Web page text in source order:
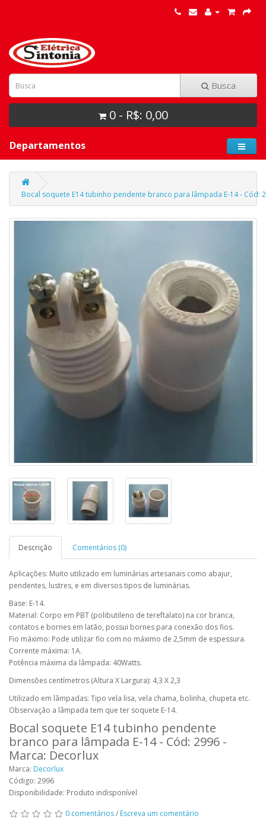
Busca
0 - R$: 0,00
Departamentos
Bocal soquete E14 tubinho pendente branco para lâmpada E-14 - Cód:
Descrição Comentários (0)
Aplicações: Muito utilizado em luminárias artesanais como abajur,
pendentes, lustres, e em diversos tipos de luminárias.
Base: E-14.
Material: Corpo em PBT (polibutileno de tereftalato) na cor branca,
contatos e bornes em latão, possui bornes para conexão dos fios.
Fio máximo: Pode utilizar fio com no máximo de 2,5mm de espessura.
Corrente máxima: 1A.
Potência máxima da lâmpada: 40Watts.
Dimensões centímetros (Altura X Largura): 4,3 X 2,3
Utilizado em lâmpadas: Tipo vela lisa, vela chama, bolinha, chupeta etc.
Observação a lâmpada tem que ter soquete E-14.
Bocal soquete E14 tubinho pendente
branco para lâmpada E-14 - Cód: 2996 -
Marca: Decorlux
Marca: Decorlux
Código: 2996
Disponibilidade: Produto indisponível
0 comentários/ Escreva um comentário